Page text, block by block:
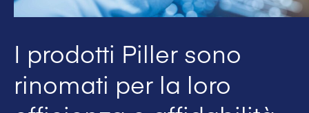
I prodotti Piller sono
rinomati per la loro